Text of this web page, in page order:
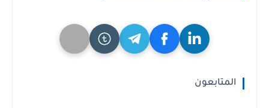
المتابعون